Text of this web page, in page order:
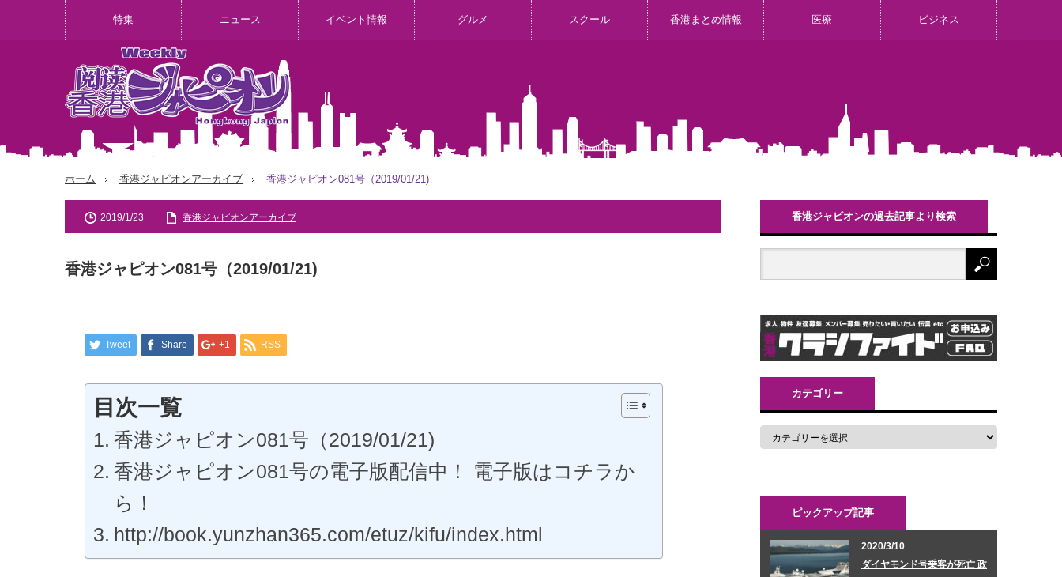
特集 ニュース イベント情報 グルメ スクール 香港まとめ情報 医療 ビジネス
ホーム 香港ジャピオンアーカイブ 香港ジャピオン081号（2019/01/21)
2019/1/23 香港ジャピオンアーカイブ
香港ジャピオン081号（2019/01/21)
Tweet Share +1 RSS
目次一覧
香港ジャピオン081号（2019/01/21)
香港ジャピオン081号の電子版配信中！ 電子版はコチラか
ら！
http://book.yunzhan365.com/etuz/kifu/index.html
香港ジャピオンの過去記事より検索
カテゴリー
ピックアップ記事
2020/3/10
ダイヤモンド号乗客が死亡 政